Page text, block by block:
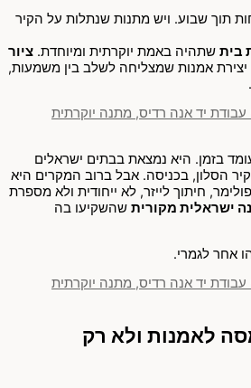
תוך שבוע. ויש מתנות שנתלות על הקיר
בית שתהיה באמת יוקרתית ומיוחדת. ציור
יצירת אמנות שמצליחה לשלב בין משמעות,
בזמן. היא נמצאת בבתים ישראלים
הסלון, בכניסה. אבל ברוב המקרים היא
חיתוך לייזר, לא ייחודית ולא מספרת
ישראלית מקורית שהשקיעו בה
אחר לגמרי.
לאמנות ולא רק